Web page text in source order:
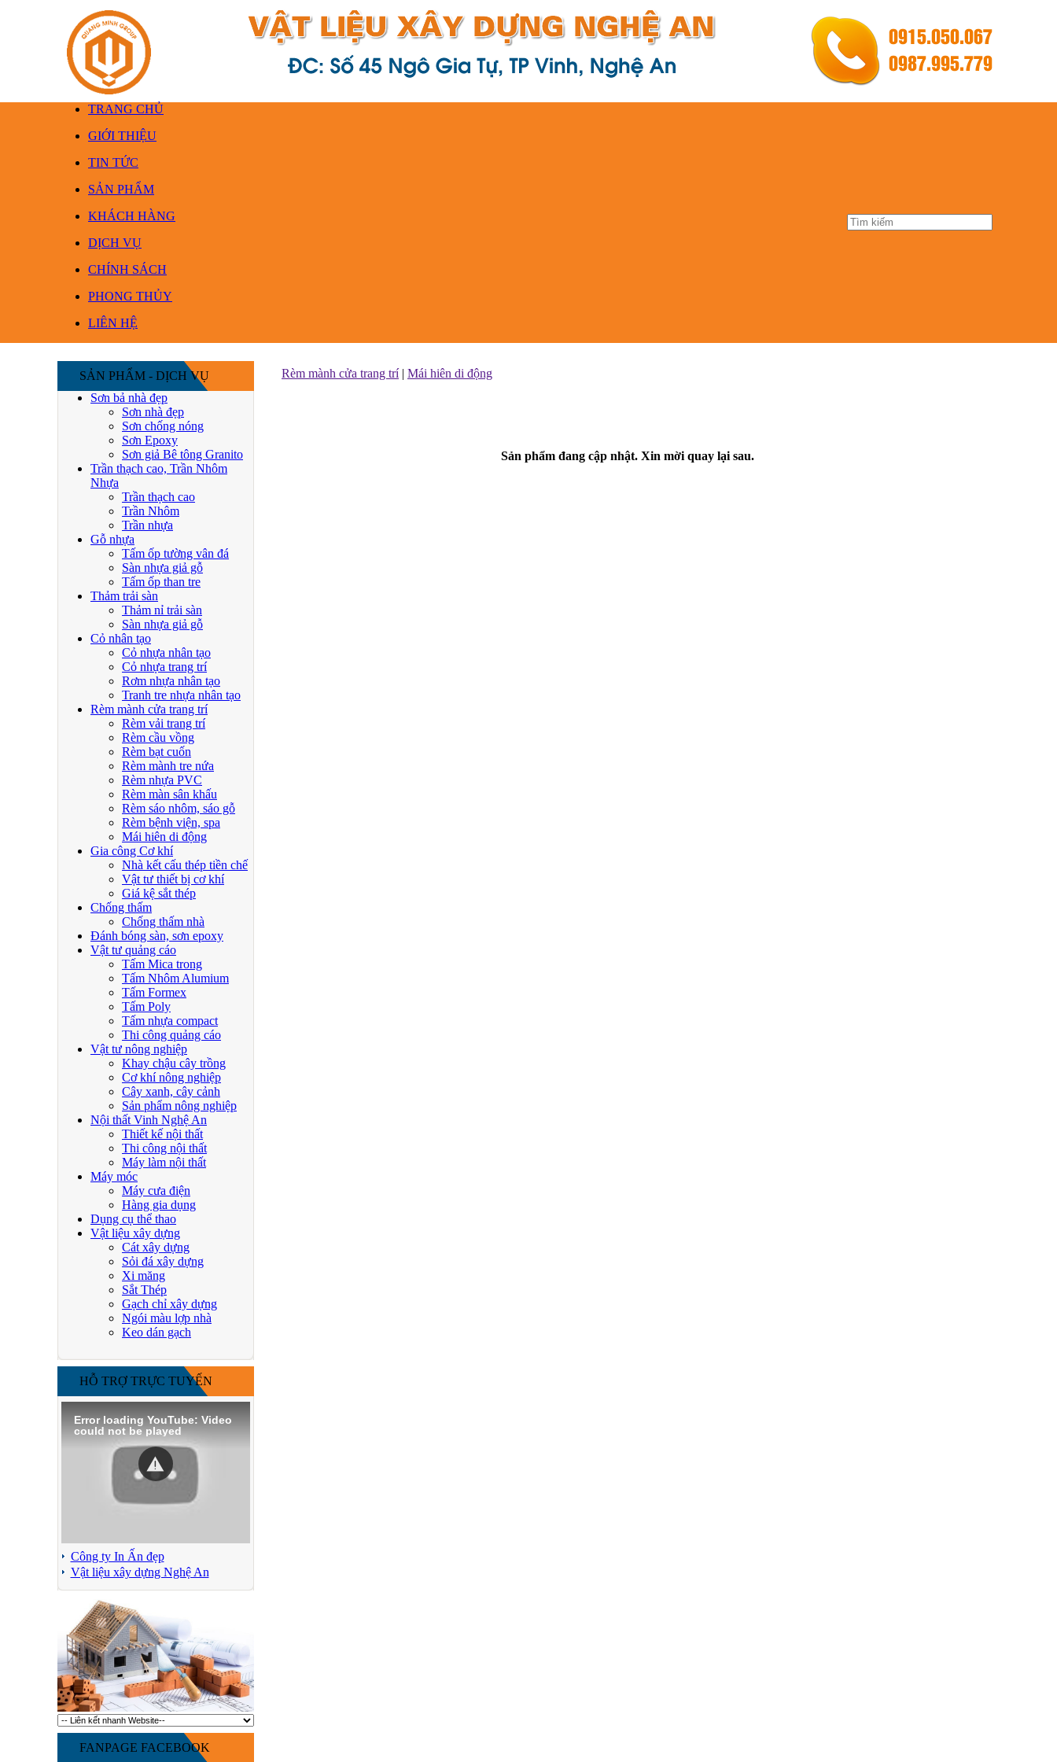
TRANG CHỦ
GIỚI THIỆU
TIN TỨC
SẢN PHẨM
KHÁCH HÀNG
DỊCH VỤ
CHÍNH SÁCH
PHONG THỦY
LIÊN HỆ
SẢN PHẨM - DỊCH VỤ
Sơn bả nhà đẹp
Sơn nhà đẹp
Sơn chống nóng
Sơn Epoxy
Sơn giả Bê tông Granito
Trần thạch cao, Trần Nhôm
Nhựa
Trần thạch cao
Trần Nhôm
Trần nhựa
Gỗ nhựa
Tấm ốp tường vân đá
Sàn nhựa giả gỗ
Tấm ốp than tre
Thảm trải sàn
Thảm nỉ trải sàn
Sàn nhựa giả gỗ
Cỏ nhân tạo
Cỏ nhựa nhân tạo
Cỏ nhựa trang trí
Rơm nhựa nhân tạo
Tranh tre nhựa nhân tạo
Rèm mành cửa trang trí
Rèm vải trang trí
Rèm cầu vồng
Rèm bạt cuốn
Rèm mành tre nứa
Rèm nhựa PVC
Rèm màn sân khấu
Rèm sáo nhôm, sáo gỗ
Rèm bệnh viện, spa
Mái hiên di động
Gia công Cơ khí
Nhà kết cấu thép tiền chế
Vật tư thiết bị cơ khí
Giá kệ sắt thép
Chống thấm
Chống thấm nhà
Đánh bóng sàn, sơn epoxy
Vật tư quảng cáo
Tấm Mica trong
Tấm Nhôm Alumium
Tấm Formex
Tấm Poly
Tấm nhựa compact
Thi công quảng cáo
Vật tư nông nghiệp
Khay chậu cây trồng
Cơ khí nông nghiệp
Cây xanh, cây cảnh
Sản phẩm nông nghiệp
Nội thất Vinh Nghệ An
Thiết kế nội thất
Thi công nội thất
Máy làm nội thất
Máy móc
Máy cưa điện
Hàng gia dụng
Dụng cụ thể thao
Vật liệu xây dựng
Cát xây dựng
Sỏi đá xây dựng
Xi măng
Sắt Thép
Gạch chỉ xây dựng
Ngói màu lợp nhà
Keo dán gạch
HỖ TRỢ TRỰC TUYẾN
Error loading YouTube: Video
could not be played
Công ty In Ấn đẹp
Vật liệu xây dựng Nghệ An
FANPAGE FACEBOOK
Rèm mành cửa trang trí| Mái hiên di động
Sản phẩm đang cập nhật. Xin mời quay lại sau.